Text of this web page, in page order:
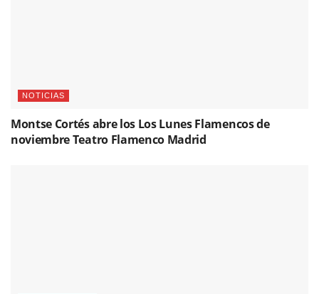
NOTICIAS
Montse Cortés abre los Los Lunes Flamencos de
noviembre Teatro Flamenco Madrid